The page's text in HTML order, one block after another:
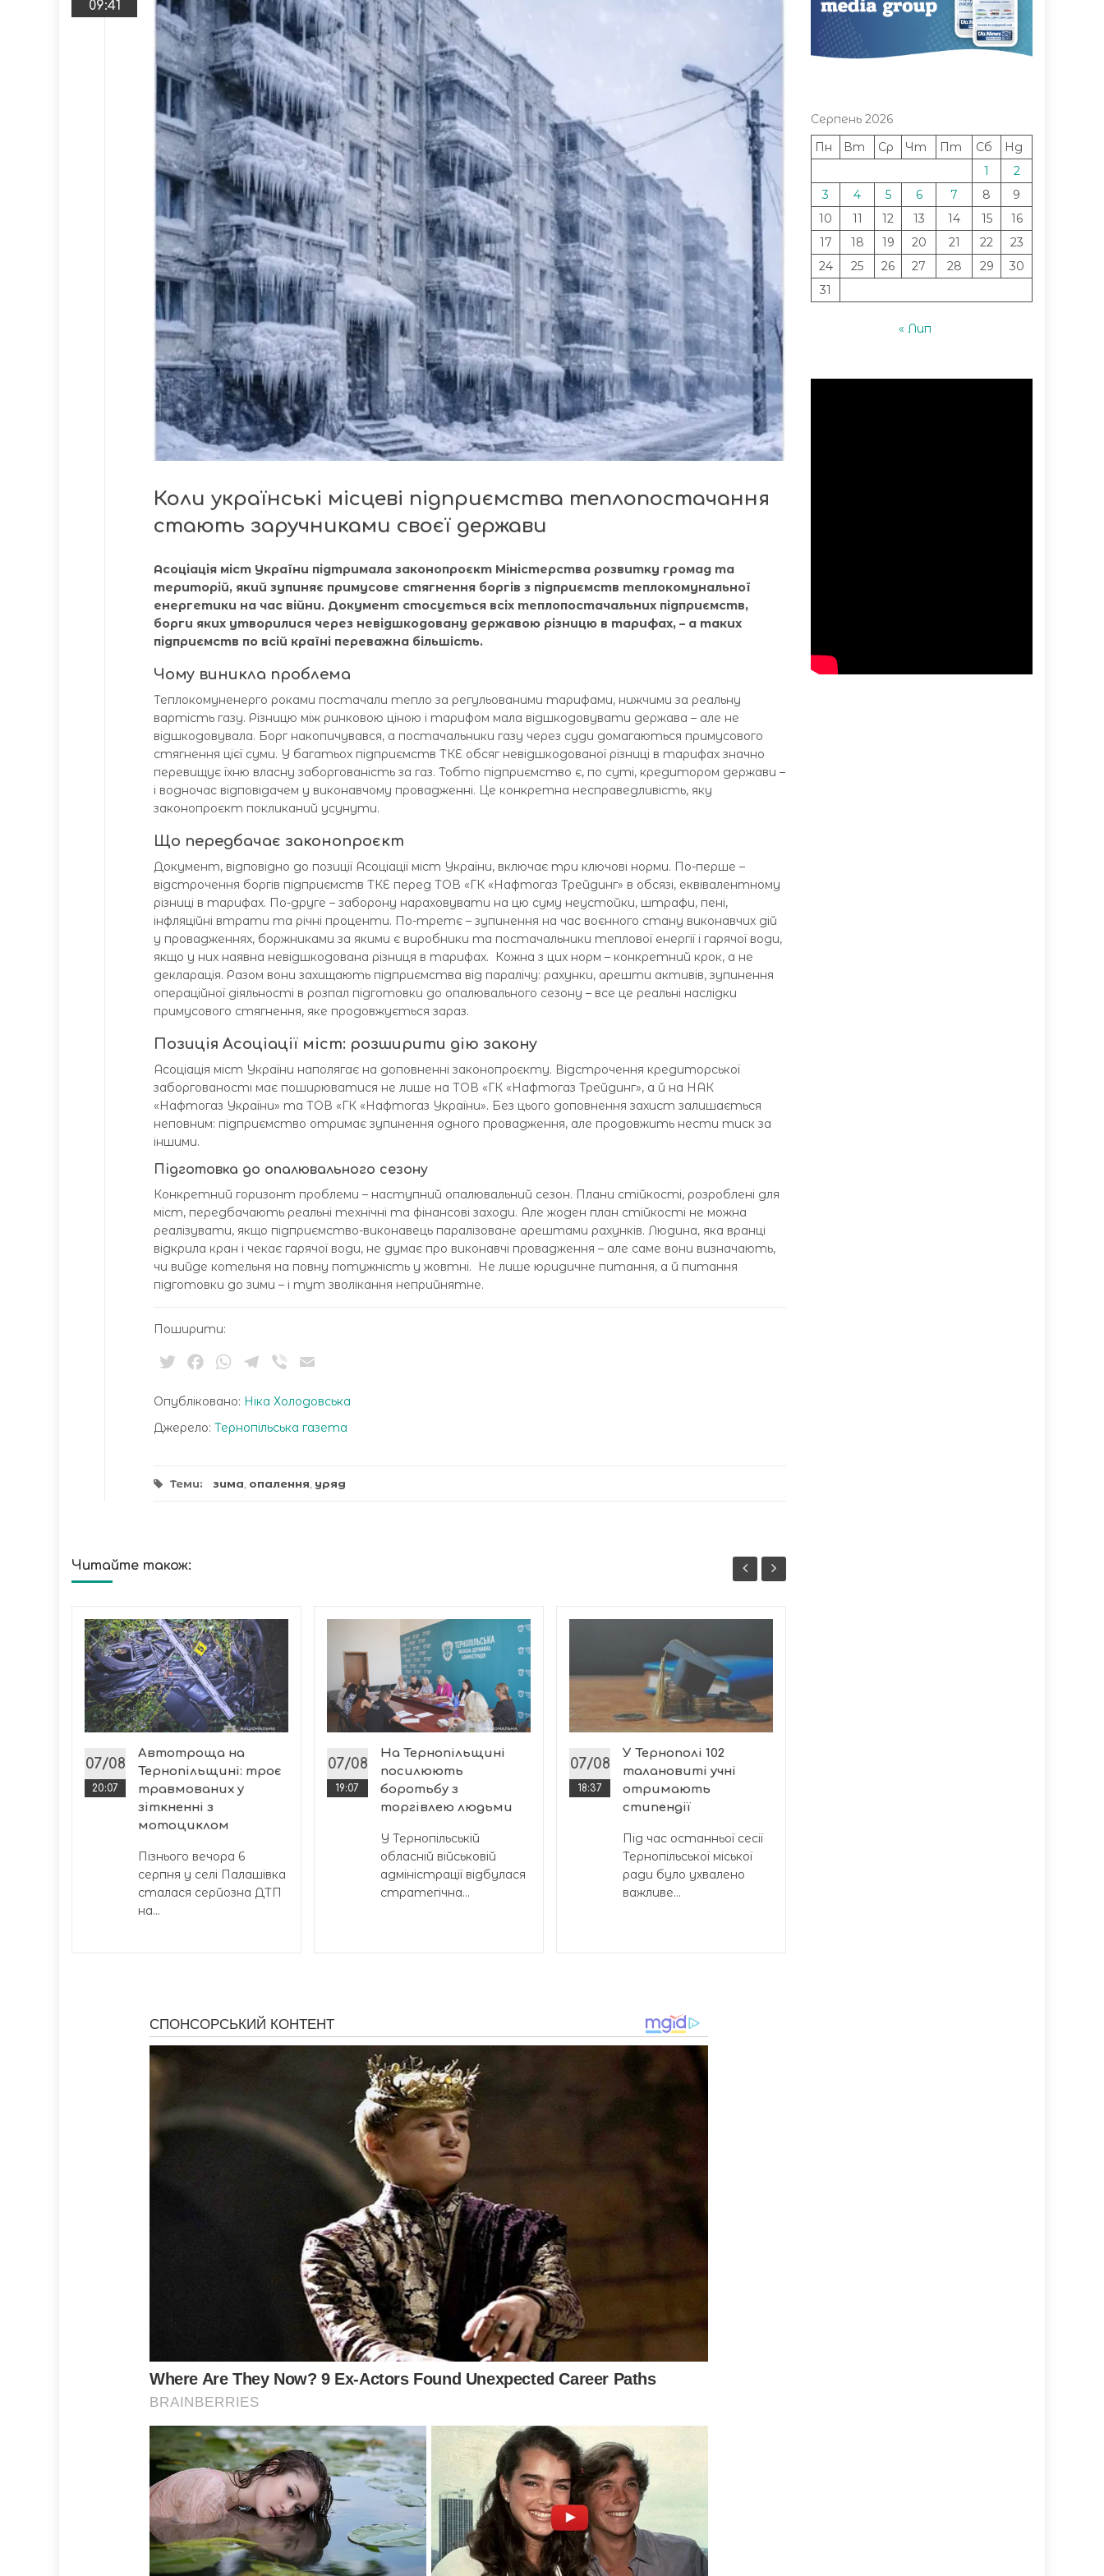
09:41
Коли українські місцеві підприємства теплопостачання
стають заручниками своєї держави
Асоціація міст України підтримала законопроєкт Міністерства розвитку громад та
територій, який зупиняє примусове стягнення боргів з підприємств теплокомунальної
енергетики на час війни. Документ стосується всіх теплопостачальних підприємств,
борги яких утворилися через невідшкодовану державою різницю в тарифах, – а таких
підприємств по всій країні переважна більшість.
Чому виникла проблема
Теплокомуненерго роками постачали тепло за регульованими тарифами, нижчими за реальну
вартість газу. Різницю між ринковою ціною і тарифом мала відшкодовувати держава – але не
відшкодовувала. Борг накопичувався, а постачальники газу через суди домагаються примусового
стягнення цієї суми. У багатьох підприємств ТКЕ обсяг невідшкодованої різниці в тарифах значно
перевищує їхню власну заборгованість за газ. Тобто підприємство є, по суті, кредитором держави –
і водночас відповідачем у виконавчому провадженні. Це конкретна несправедливість, яку
законопроєкт покликаний усунути.
Що передбачає законопроєкт
Документ, відповідно до позиції Асоціації міст України, включає три ключові норми. По-перше –
відстрочення боргів підприємств ТКЕ перед ТОВ «ГК «Нафтогаз Трейдинг» в обсязі, еквівалентному
різниці в тарифах. По-друге – заборону нараховувати на цю суму неустойки, штрафи, пені,
інфляційні втрати та річні проценти. По-третє – зупинення на час воєнного стану виконавчих дій
у провадженнях, боржниками за якими є виробники та постачальники теплової енергії і гарячої води,
якщо у них наявна невідшкодована різниця в тарифах. Кожна з цих норм – конкретний крок, а не
декларація. Разом вони захищають підприємства від паралічу: рахунки, арешти активів, зупинення
операційної діяльності в розпал підготовки до опалювального сезону – все це реальні наслідки
примусового стягнення, яке продовжується зараз.
Позиція Асоціації міст: розширити дію закону
Асоціація міст України наполягає на доповненні законопроєкту. Відстрочення кредиторської
заборгованості має поширюватися не лише на ТОВ «ГК «Нафтогаз Трейдинг», а й на НАК
«Нафтогаз України» та ТОВ «ГК «Нафтогаз України». Без цього доповнення захист залишається
неповним: підприємство отримає зупинення одного провадження, але продовжить нести тиск за
іншими.
Підготовка до опалювального сезону
Конкретний горизонт проблеми – наступний опалювальний сезон. Плани стійкості, розроблені для
міст, передбачають реальні технічні та фінансові заходи. Але жоден план стійкості не можна
реалізувати, якщо підприємство-виконавець паралізоване арештами рахунків. Людина, яка вранці
відкрила кран і чекає гарячої води, не думає про виконавчі провадження – але саме вони визначають,
чи вийде котельня на повну потужність у жовтні. Не лише юридичне питання, а й питання
підготовки до зими – і тут зволікання неприйнятне.
Поширити:
TwitterFacebookWhatsApp
Telegram
Viber
Опубліковано: Ніка Холодовська
Джерело: Тернопільська газета
Теми: зима опалення уряд
Читайте також:
07/08
20:07
Автотроща на
Тернопільщині: троє
травмованих у
зіткненні з
мотоциклом
Пізнього вечора 6
серпня у селі Палашівка
сталася серйозна ДТП
на...
07/08
19:07
На Тернопільщині
посилюють
боротьбу з
торгівлею людьми
У Тернопільській
обласній військовій
адміністрації відбулася
стратегічна...
07/08
18:37
У Тернополі 102
талановиті учні
отримають
стипендії
Під час останньої сесії
Тернопільської міської
ради було ухвалено
важливе...
Серпень 2026
Пн
Вт Ср Чт Пт Сб
Нд
1
2
3
4 5 6 7 8
9
10
11 12 13 14 15
16
17
18 19 20 21 22
23
24
25 26 27 28 29
30
31
« Лип